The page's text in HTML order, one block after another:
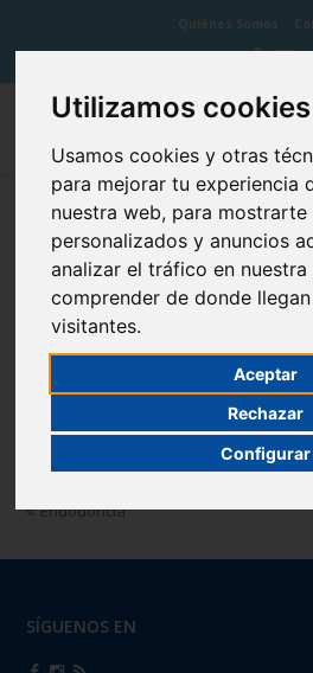
Utilizamos cookies
Usamos cookies y otras
para mejorar tu experiencia
nuestra web, para
personalizados y anuncios
analizar el tráfico en
comprender de donde
visitantes.
Aceptar
Rechazar
Configurar
Quiénes Somos
Enfermedad
La enfermedad periodontal es la
soportan los dientes,cemento,
Endodoncia
SÍGUENOS EN